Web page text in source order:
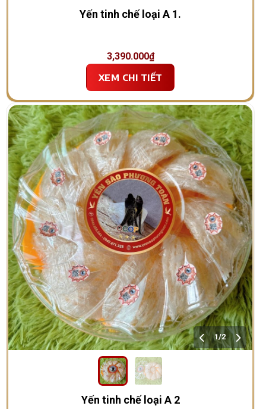
Yến tinh chế loại A 1.
3,390.000₫
XEM CHI TIẾT
1/2
Yến tinh chế loại A 2